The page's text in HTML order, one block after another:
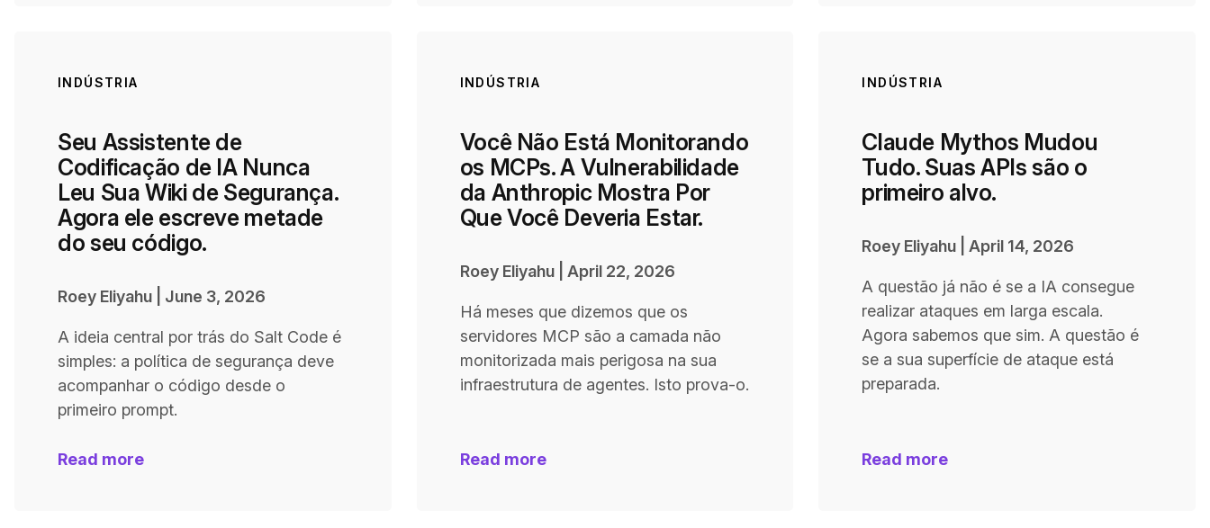
INDÚSTRIA
Seu Assistente de
Codificação de IA Nunca
Leu Sua Wiki de Segurança.
Agora ele escreve metade
do seu código.
Roey Eliyahu June 3, 2026
A ideia central por trás do Salt Code é
simples: a política de segurança deve
acompanhar o código desde o
primeiro prompt.
Read more
INDÚSTRIA
Você Não Está Monitorando
os MCPs. A Vulnerabilidade
da Anthropic Mostra Por
Que Você Deveria Estar.
Roey Eliyahu| April 22, 2026
Há meses que dizemos que os
servidores MCP são a camada não
monitorizada mais perigosa na sua
infraestrutura de agentes. Isto prova-o.
Read more
INDÚSTRIA
Claude Mythos Mudou
Tudo. Suas APIs são o
primeiro alvo.
Roey Eliyahu |April 14, 2026
A questão já não é se a IA consegue
realizar ataques em larga escala.
Agora sabemos que sim. A questão é
se a sua superfície de ataque está
preparada.
Read more